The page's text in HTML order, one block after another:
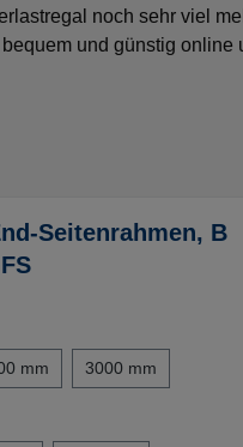
noch sehr viel
bequem und günstig
Seitenrahmen, B
mm 3000 mm